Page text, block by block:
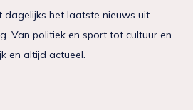
dagelijks het laatste nieuws uit
Van politiek en sport tot cultuur en
en altijd actueel.